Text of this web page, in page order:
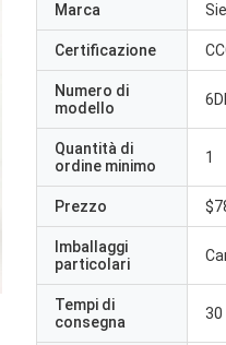
Marca
Certificazione
Numero di
modello
Quantità di
ordine minimo
1
Prezzo
Imballaggi
particolari
Tempi di
consegna
30